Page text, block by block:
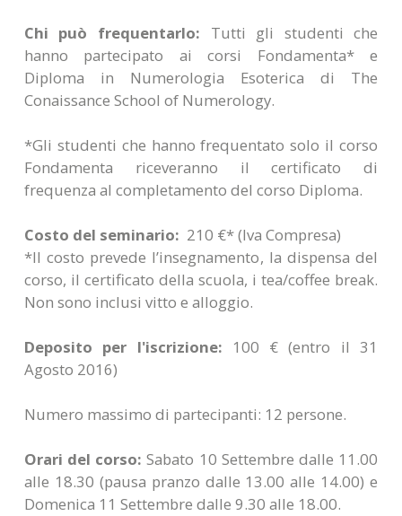
Chi può frequentarlo: Tutti gli studenti che
hanno partecipato ai corsi Fondamenta* e
Diploma in Numerologia Esoterica di The
Conaissance School of Numerology.
*Gli studenti che hanno frequentato solo il corso
Fondamenta riceveranno il certificato di
frequenza al completamento del corso Diploma.
Costo del seminario: 210 €* (Iva Compresa)
*Il costo prevede l’insegnamento, la dispensa del
corso, il certificato della scuola, i tea/coffee break.
Non sono inclusi vitto e alloggio.
Deposito per l'iscrizione: 100 € (entro il 31
Agosto 2016)
Numero massimo di partecipanti: 12 persone.
Orari del corso:Sabato 10 Settembre dalle 11.00
alle 18.30 (pausa pranzo dalle 13.00 alle 14.00) e
Domenica 11 Settembre dalle 9.30 alle 18.00.